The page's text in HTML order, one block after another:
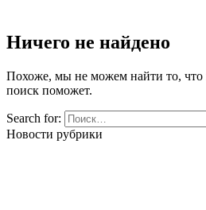
Ничего не найдено
Похоже, мы не можем найти то,
поиск поможет.
Search for:
Новости рубрики